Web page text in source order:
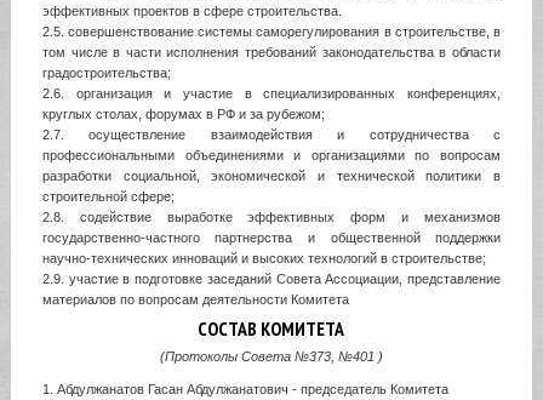
эффективных проектов в сфере строительства.
2.5. совершенствование системы саморегулирования в строительстве, в
том числе в части исполнения требований законодательства в области
градостроительства;
2.6. организация и участие в специализированных конференциях,
круглых столах, форумах в РФ и за рубежом;
2.7. осуществление взаимодействия и сотрудничества с
профессиональными объединениями и организациями по вопросам
разработки социальной, экономической и технической политики в
строительной сфере;
2.8. содействие выработке эффективных форм и механизмов
государственно-частного партнерства и общественной поддержки
научно-технических инноваций и высоких технологий в строительстве;
2.9. участие в подготовке заседаний Совета Ассоциации, представление
материалов по вопросам деятельности Комитета
СОСТАВ КОМИТЕТА
(Протоколы Совета №373, №401 )
1. Абдулжанатов Гасан Абдулжанатович - председатель Комитета